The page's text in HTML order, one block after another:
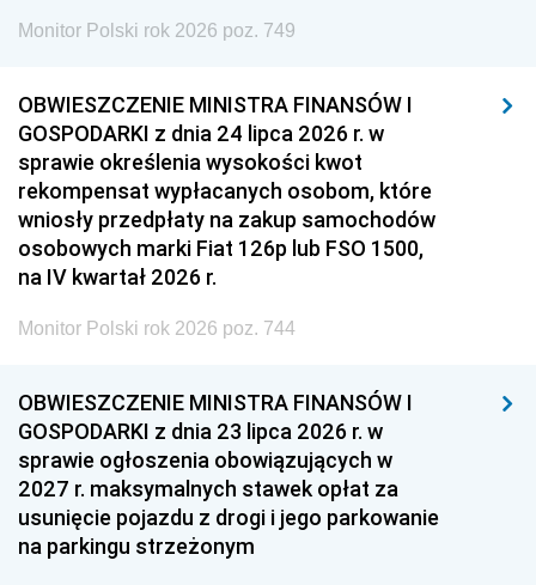
Monitor Polski rok 2026 poz. 749
OBWIESZCZENIE MINISTRA FINANSÓW I
GOSPODARKI z dnia 24 lipca 2026 r. w
sprawie określenia wysokości kwot
rekompensat wypłacanych osobom, które
wniosły przedpłaty na zakup samochodów
osobowych marki Fiat 126p lub FSO 1500,
na IV kwartał 2026 r.
Monitor Polski rok 2026 poz. 744
OBWIESZCZENIE MINISTRA FINANSÓW I
GOSPODARKI z dnia 23 lipca 2026 r. w
sprawie ogłoszenia obowiązujących w
2027 r. maksymalnych stawek opłat za
usunięcie pojazdu z drogi i jego parkowanie
na parkingu strzeżonym